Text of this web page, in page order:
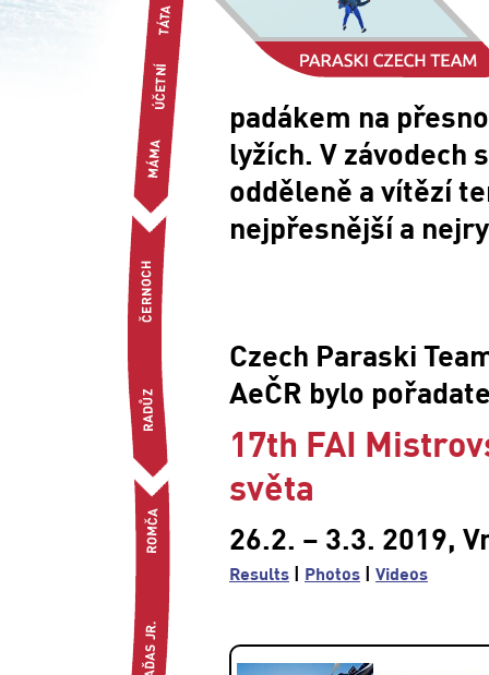
padákem na
lyžích. V závodech
odděleně a vítězí
nejpřesnější a
Czech Paraski
AeČR bylo
17th FAI
světa
26.2. – 3.3. 2019,
Results | Photos | Videos